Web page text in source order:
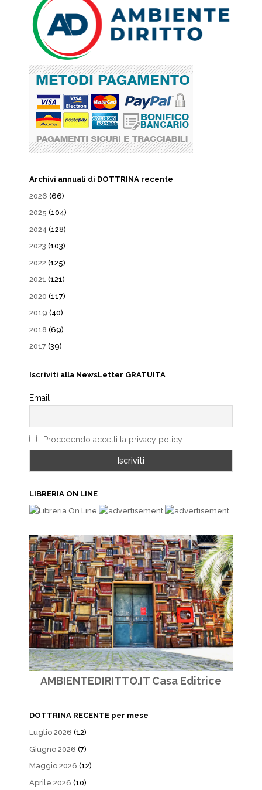
Archivi annuali di DOTTRINA recente
2026 (66)
2025 (104)
2024 (128)
2023 (103)
2022 (125)
2021 (121)
2020 (117)
2019 (40)
2018 (69)
2017 (39)
Iscriviti alla NewsLetter GRATUITA
Email
Procedendo accetti la privacy policy
LIBRERIA ON LINE
AMBIENTEDIRITTO.IT Casa Editrice
DOTTRINA RECENTE per mese
Luglio 2026 (12)
Giugno 2026 (7)
Maggio 2026 (12)
Aprile 2026 (10)